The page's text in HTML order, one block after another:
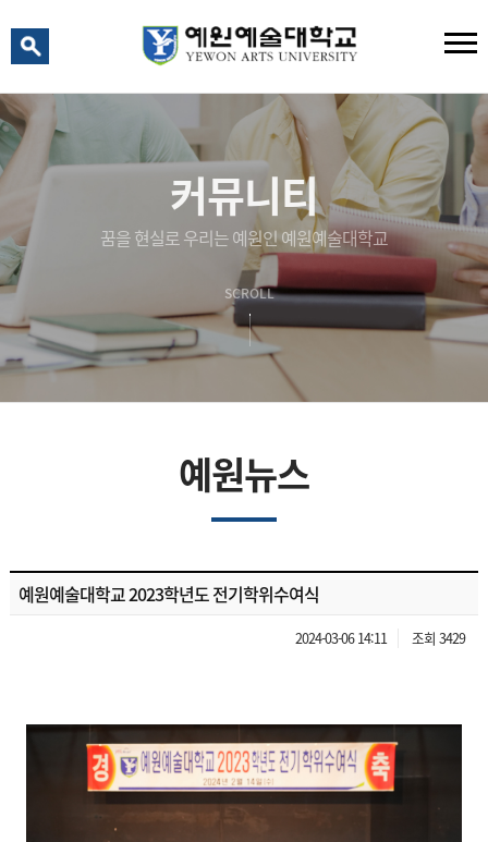
커뮤니티
꿈을 현실로 우리는 예원인 예원예술대학교
SCROLL
예원뉴스
예원예술대학교 2023학년도 전기학위수여식
2024-03-06 14:11 조회 3429
예원 AI